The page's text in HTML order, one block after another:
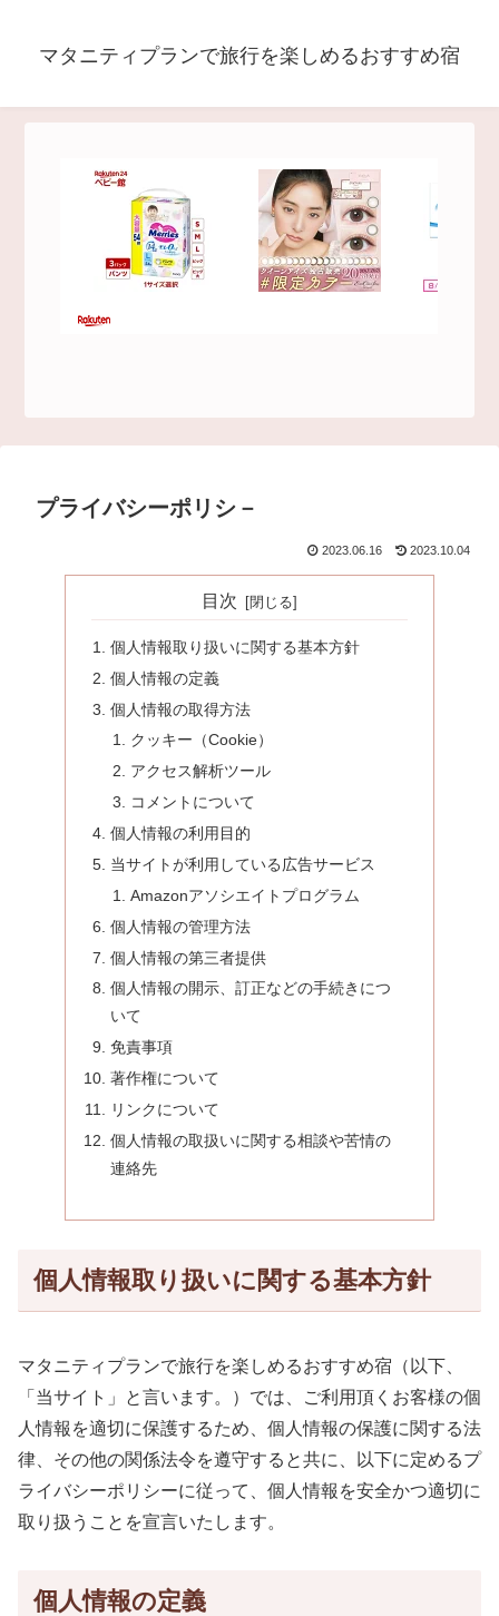
マタニティプランで旅行を楽しめるおすすめ宿
プライバシーポリシ－
2023.06.16 2023.10.04
目次
個人情報取り扱いに関する基本方針
個人情報の定義
個人情報の取得方法
クッキー（Cookie）
アクセス解析ツール
コメントについて
個人情報の利用目的
当サイトが利用している広告サービス
Amazonアソシエイトプログラム
個人情報の管理方法
個人情報の第三者提供
個人情報の開示、訂正などの手続きにつ
いて
免責事項
著作権について
リンクについて
個人情報の取扱いに関する相談や苦情の
連絡先
個人情報取り扱いに関する基本方針
マタニティプランで旅行を楽しめるおすすめ宿（以下、
「当サイト」と言います。）では、ご利用頂くお客様の個
人情報を適切に保護するため、個人情報の保護に関する法
律、その他の関係法令を遵守すると共に、以下に定めるプ
ライバシーポリシーに従って、個人情報を安全かつ適切に
取り扱うことを宣言いたします。
個人情報の定義